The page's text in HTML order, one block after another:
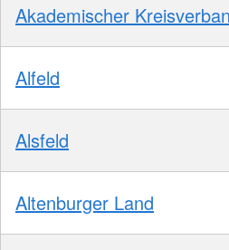
Akademischer
Alfeld
Alsfeld
Altenburger Land